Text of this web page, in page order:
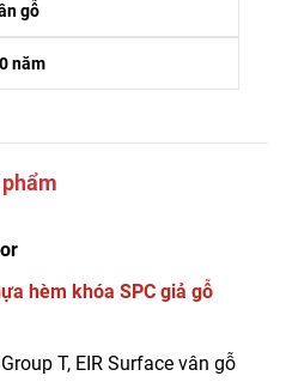
gỗ
năm
hèm khóa SPC giả gỗ
T, EIR Surface vân gỗ